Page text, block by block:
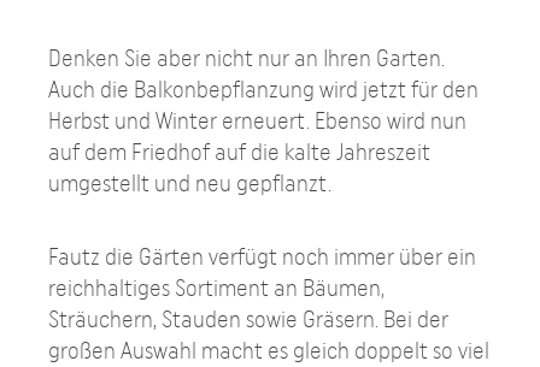
Denken Sie aber nicht nur an Ihren Garten.
Auch die Balkonbepflanzung wird jetzt für den
Herbst und Winter erneuert. Ebenso wird nun
auf dem Friedhof auf die kalte Jahreszeit
umgestellt und neu gepflanzt.
Fautz die Gärten verfügt noch immer über ein
reichhaltiges Sortiment an Bäumen,
Sträuchern, Stauden sowie Gräsern. Bei der
großen Auswahl macht es gleich doppelt so viel